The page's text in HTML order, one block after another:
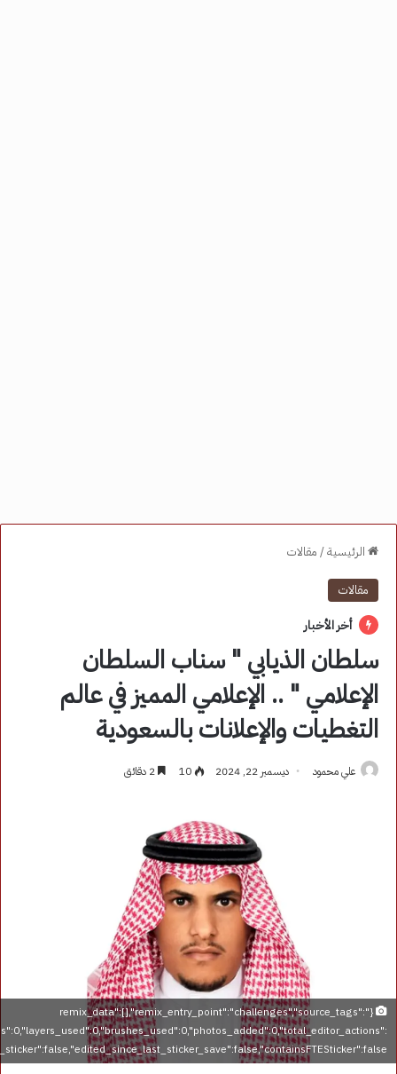
الرئيسية/ مقالات
مقالات
أخر الأخبار
سلطان الذيابي " سناب السلطان
الإعلامي " .. الإعلامي المميز في عالم
التغطيات والإعلانات بالسعودية
علي محمود ديسمبر 22, 2024 10
{"remix_data":[],"remix_entry_point":"challenges","source_tags":